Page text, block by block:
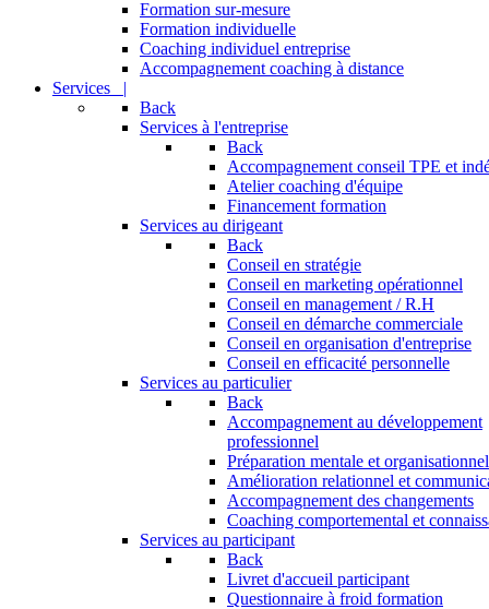
Formation sur-mesure
Formation individuelle
Coaching individuel entreprise
Accompagnement coaching à distance
Services |
Back
Services à l'entreprise
Back
Accompagnement conseil TPE et
Atelier coaching d'équipe
Financement formation
Services au dirigeant
Back
Conseil en stratégie
Conseil en marketing opérationnel
Conseil en management / R.H
Conseil en démarche commerciale
Conseil en organisation d'entreprise
Conseil en efficacité personnelle
Services au particulier
Back
Accompagnement au développement
professionnel
Préparation mentale et
Amélioration relationnel et
Accompagnement des changements
Coaching comportemental et
Services au participant
Back
Livret d'accueil participant
Questionnaire à froid formation